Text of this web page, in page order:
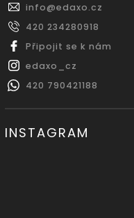
info@edaxo.cz
420 234280918
Připojit se k nám
edaxo_cz
420 790421188
INSTAGRAM